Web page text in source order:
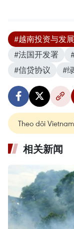
#越南投资与发
#法国开发署
#信贷协议
#
Theo dõi
相关新闻